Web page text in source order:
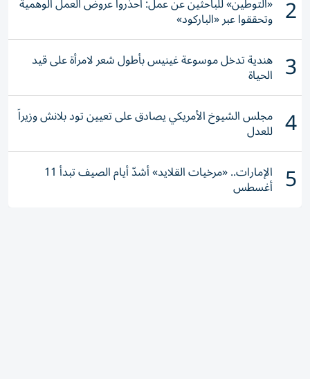
2 وتحققوا عبر «الباركود»
3 هندية تدخل موسوعة غينيس بأطول شعر لامرأة على قيد
الحياة
4 مجلس الشيوخ الأمريكي يصادق على تعيين تود بلانش وزيراً
للعدل
5 الإمارات.. «مرخيات القلايد» أشدّ أيام الصيف تبدأ 11
أغسطس